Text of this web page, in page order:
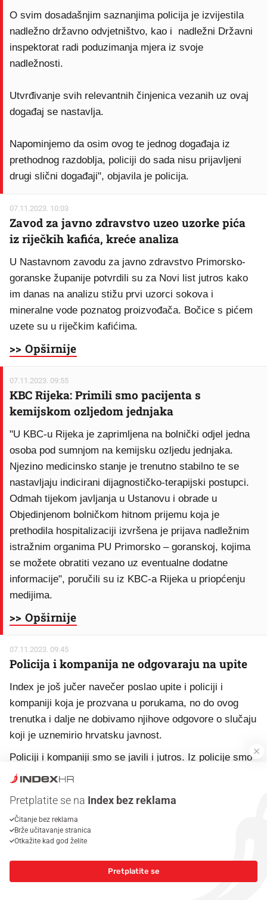
O svim dosadašnjim saznanjima policija je izvijestila
nadležno državno odvjetništvo, kao i nadležni Državni
inspektorat radi poduzimanja mjera iz svoje
nadležnosti.
Utvrđivanje svih relevantnih činjenica vezanih uz ovaj
događaj se nastavlja.
Napominjemo da osim ovog te jednog događaja iz
prethodnog razdoblja, policiji do sada nisu prijavljeni
drugi slični događaji", objavila je policija.
07.11.2023. 10:03
Zavod za javno zdravstvo uzeo uzorke pića
iz riječkih kafića, kreće analiza
U Nastavnom zavodu za javno zdravstvo Primorsko-
goranske županije potvrdili su za Novi list jutros kako
im danas na analizu stižu prvi uzorci sokova i
mineralne vode poznatog proizvođača. Bočice s pićem
uzete su u riječkim kafićima.
>> Opširnije
07.11.2023. 09:55
KBC Rijeka: Primili smo pacijenta s
kemijskom ozljedom jednjaka
"U KBC-u Rijeka je zaprimljena na bolnički odjel jedna
osoba pod sumnjom na kemijsku ozljedu jednjaka.
Njezino medicinsko stanje je trenutno stabilno te se
nastavljaju indicirani dijagnostičko-terapijski postupci.
Odmah tijekom javljanja u Ustanovu i obrade u
Objedinjenom bolničkom hitnom prijemu koja je
prethodila hospitalizaciji izvršena je prijava nadležnim
istražnim organima PU Primorsko – goranskoj, kojima
se možete obratiti vezano uz eventualne dodatne
informacije", poručili su iz KBC-a Rijeka u priopćenju
medijima.
>> Opširnije
07.11.2023. 09:45
Policija i kompanija ne odgovaraju na upite
Index je još jučer navečer poslao upite i policiji i
kompaniji koja je prozvana u porukama, no do ovog
trenutka i dalje ne dobivamo njihove odgovore o slučaju
koji je uznemirio hrvatsku javnost.
Policiji i kompaniji smo se javili i jutros. Iz policije smo
zamoljeni za strpljenje, a iz kompanije nema nikakvih
Znate li nešto više o temi ili želite prijaviti grešku u
tekstu? Klikniteovdje
Pretplatite se na Index bez reklama
Čitanje bez reklama
Brže učitavanje stranica
Otkažite kad god želite
Pretplatite se